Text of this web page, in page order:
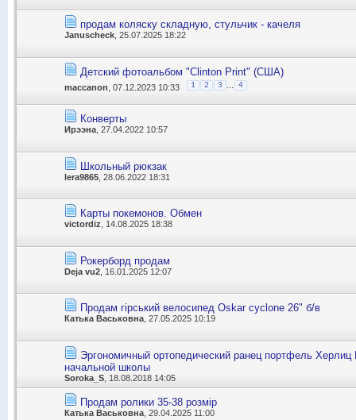
продам коляску складную, стульчик - качеля
Januscheck , 25.07.2025 18:22
Детский фотоальбом "Clinton Print" (США)
maccanon , 07.12.2023 10:33 1 2 3 4
Конверты
Ирээна , 27.04.2022 10:57
Школьный рюкзак
lera9865 , 28.06.2022 18:31
Карты покемонов. Обмен
victordiz , 14.08.2025 18:38
Рокерборд продам
Deja vu2 , 16.01.2025 12:07
Продам гірський велосипед Oskar cyclone 26" б/в
Катька Васьковна , 27.05.2025 10:19
Эргономичный ортопедический ранец портфель
начальной школы
Soroka_S , 18.08.2018 14:05
Продам ролики 35-38 розмір
Катька Васьковна , 29.04.2025 11:00